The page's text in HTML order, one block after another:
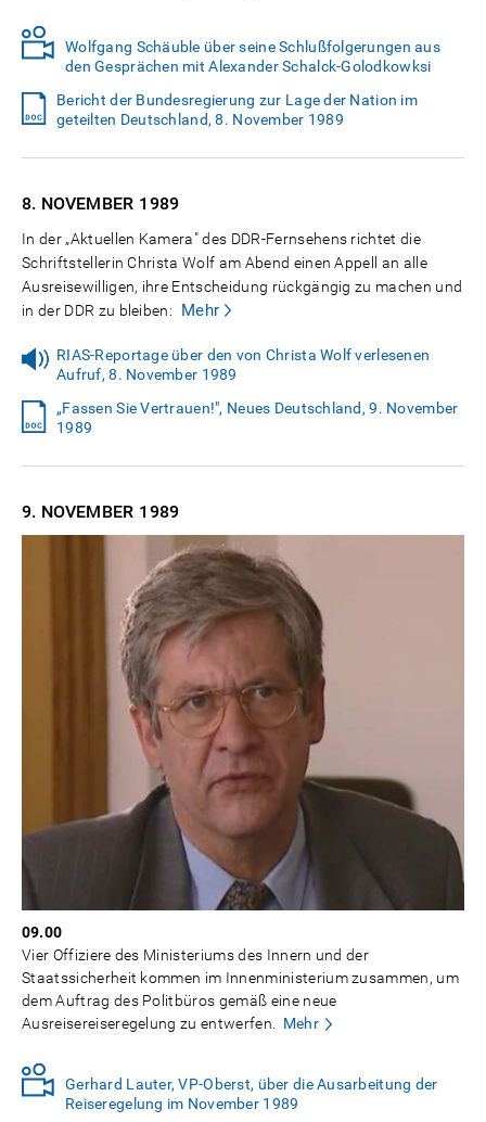
Wolfgang Schäuble über seine Schlußfolgerungen aus
den Gesprächen mit Alexander Schalck-Golodkowksi
Bericht der Bundesregierung zur Lage der Nation im
geteilten Deutschland, 8. November 1989
8. NOVEMBER 1989
In der „Aktuellen Kamera" des DDR-Fernsehens richtet die
Schriftstellerin Christa Wolf am Abend einen Appell an alle
Ausreisewilligen, ihre Entscheidung rückgängig zu machen und
in der DDR zu bleiben:
Mehr
RIAS-Reportage über den von Christa Wolf verlesenen
Aufruf, 8. November 1989
„Fassen Sie Vertrauen!", Neues Deutschland, 9. November
1989
9. NOVEMBER 1989
09.00
Vier Offiziere des Ministeriums des Innern und der
Staatssicherheit kommen im Innenministerium zusammen, um
dem Auftrag des Politbüros gemäß eine neue
Ausreisereiseregelung zu entwerfen.
Mehr
Gerhard Lauter, VP-Oberst, über die Ausarbeitung der
Reiseregelung im November 1989